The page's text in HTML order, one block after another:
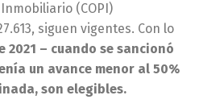
(COPI)
siguen vigentes. Con lo
2021 – cuando se sancionó
un avance menor al 50%
son elegibles.